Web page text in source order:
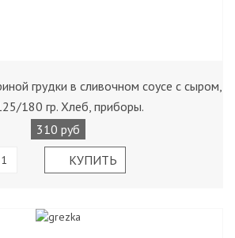
грудки в сливочном соусе с сыром,
180 гр. Хлеб, приборы.
310 руб